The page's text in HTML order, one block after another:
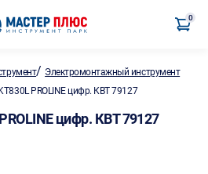
0
/ Электромонтажный инструмент
PROLINE цифр. КВТ 79127
цифр. КВТ 79127